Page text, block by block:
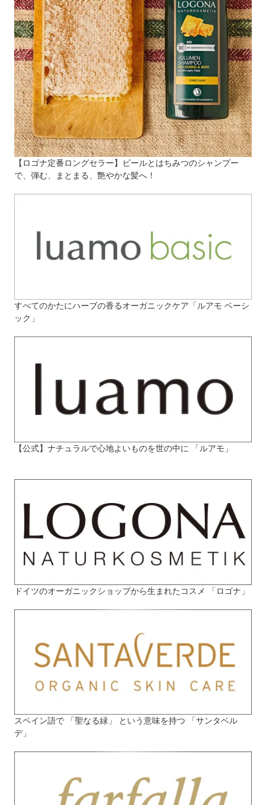
【ロゴナ定番ロングセラー】ビールとはちみつのシャンプー
で、弾む、まとまる、艶やかな髪へ！
すべてのかたにハーブの香るオーガニックケア「ルアモ ベーシ
ック」
【公式】ナチュラルで心地よいものを世の中に 「ルアモ」
ドイツのオーガニックショップから生まれたコスメ 「ロゴナ」
スペイン語で 「聖なる緑」 という意味を持つ 「サンタベル
デ」